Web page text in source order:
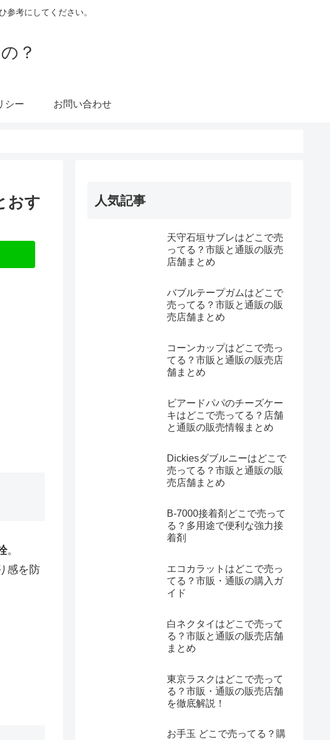
参考にしてください。
？
シー お問い合わせ
おす
。
感を防
人気記事
天守石垣サブレはどこで売
ってる？市販と通販の販売
店舗まとめ
バブルテープガムはどこで
売ってる？市販と通販の販
売店舗まとめ
コーンカップはどこで売っ
てる？市販と通販の販売店
舗まとめ
ビアードパパのチーズケー
キはどこで売ってる？店舗
と通販の販売情報まとめ
Dickiesダブルニーはどこで
売ってる？市販と通販の販
売店舗まとめ
B-7000接着剤どこで売って
る？多用途で便利な強力接
着剤
エコカラットはどこで売っ
てる？市販・通販の購入ガ
イド
白ネクタイはどこで売って
る？市販と通販の販売店舗
まとめ
東京ラスクはどこで売って
る？市販・通販の販売店舗
を徹底解説！
お手玉 どこで売ってる？購